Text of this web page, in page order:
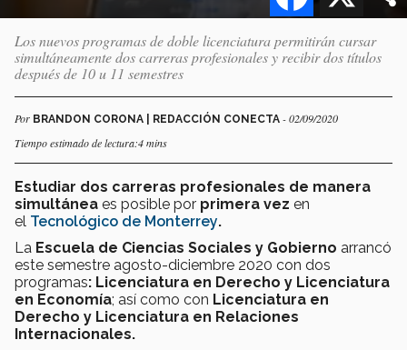
Los nuevos programas de doble licenciatura permitirán cursar
simultáneamente dos carreras profesionales y recibir dos títulos
después de 10 u 11 semestres
Por BRANDON CORONA | REDACCIÓN CONECTA - 02/09/2020
Tiempo estimado de lectura:4 mins
Estudiar dos carreras profesionales de manera
simultánea es posible por primera vez en
el Tecnológico de Monterrey.
La Escuela de Ciencias Sociales y Gobierno arrancó
este semestre agosto-diciembre 2020 con dos
programas: Licenciatura en Derecho y Licenciatura
en Economía; así como con Licenciatura en
Derecho y Licenciatura en Relaciones
Internacionales.